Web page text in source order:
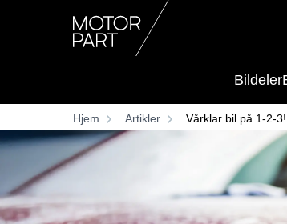
Bildeler
Hjem Artikler Vårklar bil på 1-2-